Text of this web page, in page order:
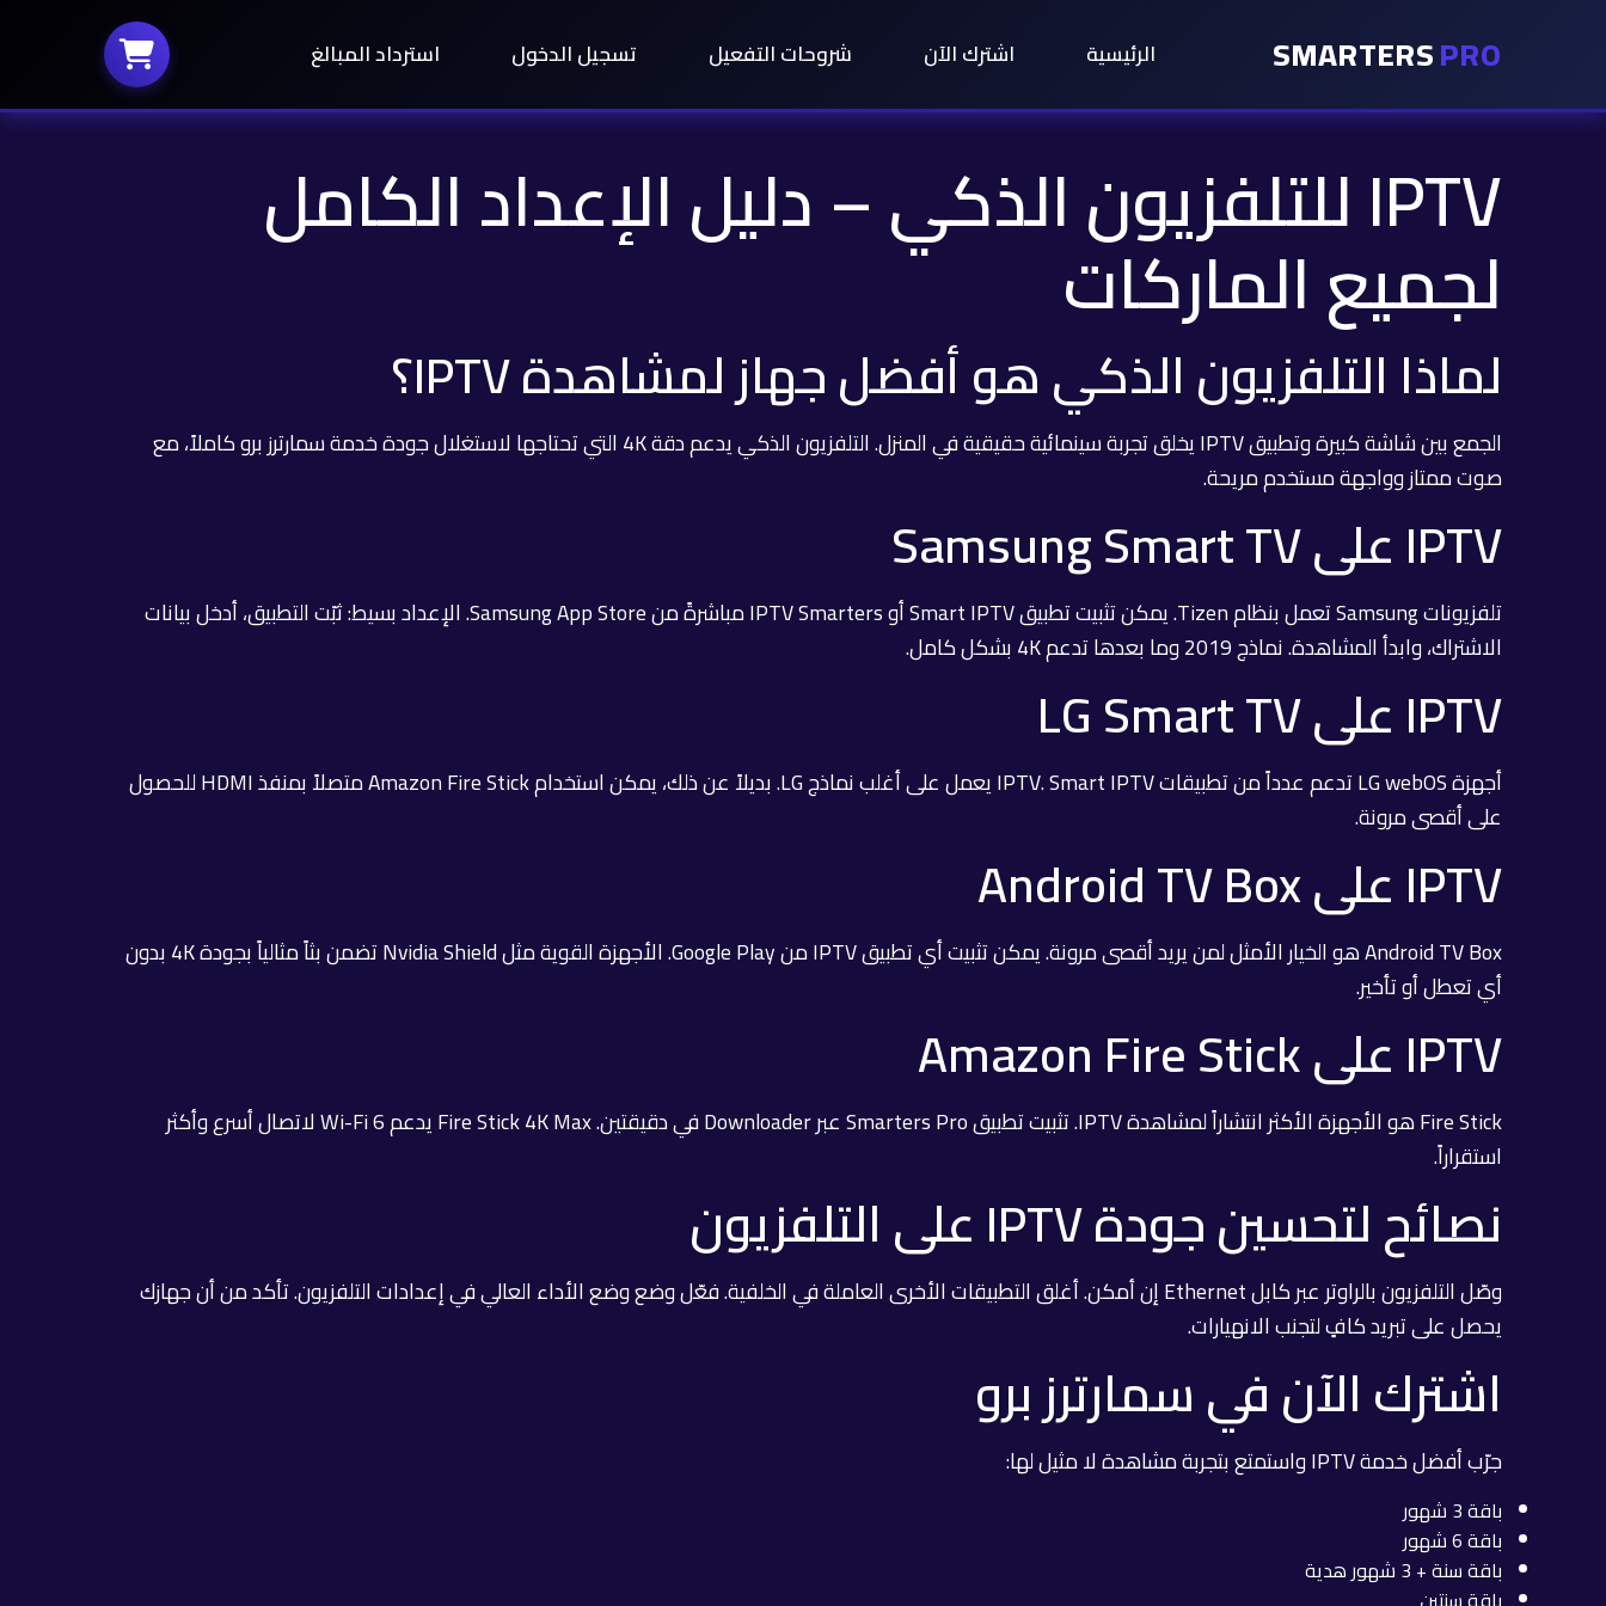
SMARTERSPRO الرئيسية اشترك الآن شروحات التفعيل تسجيل الدخول استرداد المبالغ
IPTV للتلفزيون الذكي – دليل الإعداد الكامل
لجميع الماركات
لماذا التلفزيون الذكي هو أفضل جهاز لمشاهدة IPTV؟
الجمع بين شاشة كبيرة وتطبيق IPTV يخلق تجربة سينمائية حقيقية في المنزل. التلفزيون الذكي يدعم دقة 4K التي تحتاجها لاستغلال جودة خدمة سمارترز برو كاملاً، مع
صوت ممتاز وواجهة مستخدم مريحة.
IPTV على Samsung Smart TV
تلفزيونات Samsung تعمل بنظام Tizen. يمكن تثبيت تطبيق Smart IPTV أو IPTV Smarters مباشرةً من Samsung App Store. الإعداد بسيط: ثبّت التطبيق، أدخل بيانات
الاشتراك، وابدأ المشاهدة. نماذج 2019 وما بعدها تدعم 4K بشكل كامل.
IPTV على LG Smart TV
أجهزة LG webOS تدعم عدداً من تطبيقات IPTV. Smart IPTV يعمل على أغلب نماذج LG. بديلاً عن ذلك، يمكن استخدام Amazon Fire Stick متصلاً بمنفذ HDMI للحصول
على أقصى مرونة.
IPTV على Android TV Box
Android TV Box هو الخيار الأمثل لمن يريد أقصى مرونة. يمكن تثبيت أي تطبيق IPTV من Google Play. الأجهزة القوية مثل Nvidia Shield تضمن بثاً مثالياً بجودة 4K بدون
أي تعطل أو تأخير.
IPTV على Amazon Fire Stick
Fire Stick هو الأجهزة الأكثر انتشاراً لمشاهدة IPTV. تثبيت تطبيق Smarters Pro عبر Downloader في دقيقتين. Fire Stick 4K Max يدعم Wi-Fi 6 لاتصال أسرع وأكثر
استقراراً.
نصائح لتحسين جودة IPTV على التلفزيون
وصّل التلفزيون بالراوتر عبر كابل Ethernet إن أمكن. أغلق التطبيقات الأخرى العاملة في الخلفية. فعّل وضع وضع الأداء العالي في إعدادات التلفزيون. تأكد من أن جهازك
يحصل على تبريد كافٍ لتجنب الانهيارات.
اشترك الآن في سمارترز برو
جرّب أفضل خدمة IPTV واستمتع بتجربة مشاهدة لا مثيل لها:
باقة 3 شهور
باقة 6 شهور
باقة سنة + 3 شهور هدية